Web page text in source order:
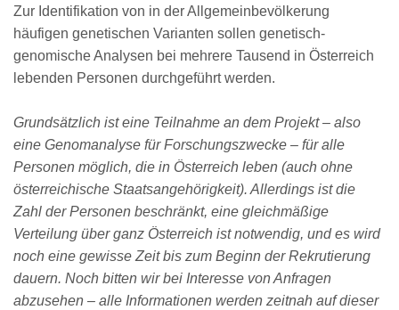
Zur Identifikation von in der Allgemeinbevölkerung
häufigen genetischen Varianten sollen genetisch-
genomische Analysen bei mehrere Tausend in Österreich
lebenden Personen durchgeführt werden.
Grundsätzlich ist eine Teilnahme an dem Projekt – also
eine Genomanalyse für Forschungszwecke – für alle
Personen möglich, die in Österreich leben (auch ohne
österreichische Staatsangehörigkeit). Allerdings ist die
Zahl der Personen beschränkt, eine gleichmäßige
Verteilung über ganz Österreich ist notwendig, und es wird
noch eine gewisse Zeit bis zum Beginn der Rekrutierung
dauern. Noch bitten wir bei Interesse von Anfragen
abzusehen – alle Informationen werden zeitnah auf dieser